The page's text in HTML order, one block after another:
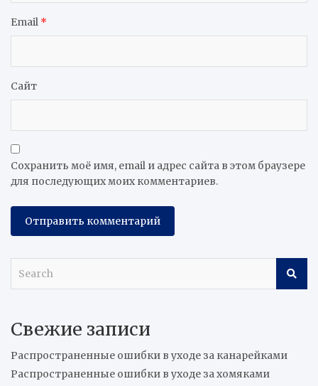
Email *
Сайт
Сохранить моё имя, email и адрес сайта в этом браузере
для последующих моих комментариев.
c
Свежие записи
Распространенные ошибки в уходе за канарейками
Распространенные ошибки в уходе за хомяками